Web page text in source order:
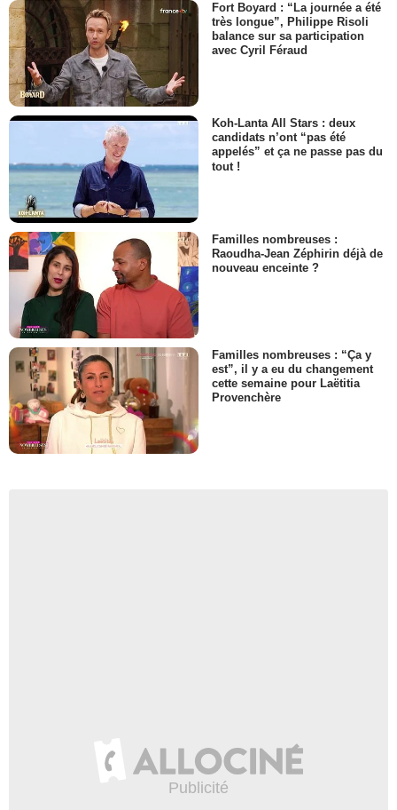
Fort Boyard : “La journée a été
très longue”, Philippe Risoli
balance sur sa participation
avec Cyril Féraud
Koh-Lanta All Stars : deux
candidats n’ont “pas été
appelés” et ça ne passe pas du
tout !
Familles nombreuses :
Raoudha-Jean Zéphirin déjà de
nouveau enceinte ?
Familles nombreuses : “Ça y
est”, il y a eu du changement
cette semaine pour Laëtitia
Provenchère